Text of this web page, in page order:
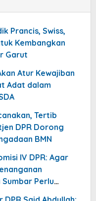
Prancis, Swiss,
Kembangkan
Garut
Atur Kewajiban
Adat dalam
Tertib
DPR Dorong
BMN
IV DPR: Agar
Perlu